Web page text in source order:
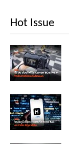
Hot Issue